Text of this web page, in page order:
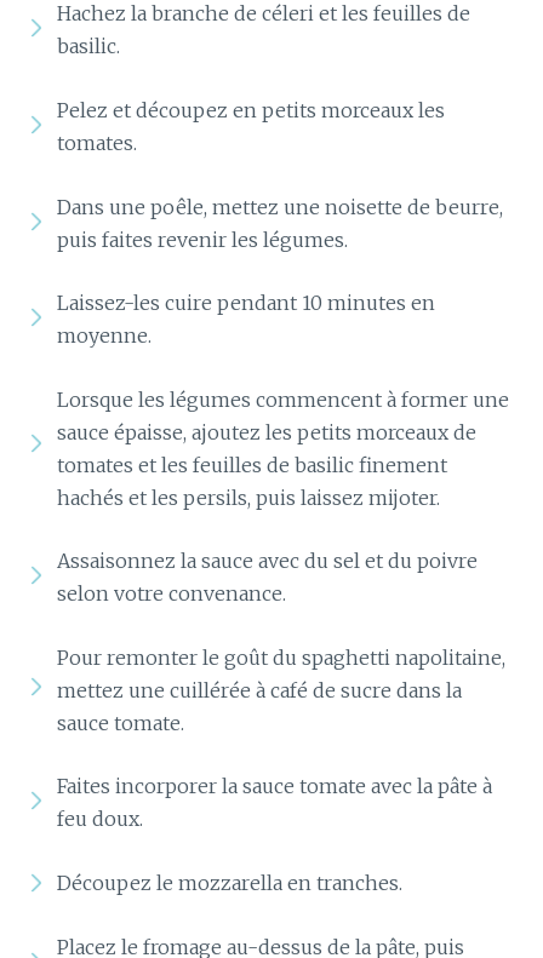
Hachez la branche de céleri et les feuilles de
basilic.
Pelez et découpez en petits morceaux les
tomates.
Dans une poêle, mettez une noisette de beurre,
puis faites revenir les légumes.
Laissez-les cuire pendant 10 minutes en
moyenne.
Lorsque les légumes commencent à former une
sauce épaisse, ajoutez les petits morceaux de
tomates et les feuilles de basilic finement
hachés et les persils, puis laissez mijoter.
Assaisonnez la sauce avec du sel et du poivre
selon votre convenance.
Pour remonter le goût du spaghetti napolitaine,
mettez une cuillérée à café de sucre dans la
sauce tomate.
Faites incorporer la sauce tomate avec la pâte à
feu doux.
Découpez le mozzarella en tranches.
Placez le fromage au-dessus de la pâte, puis